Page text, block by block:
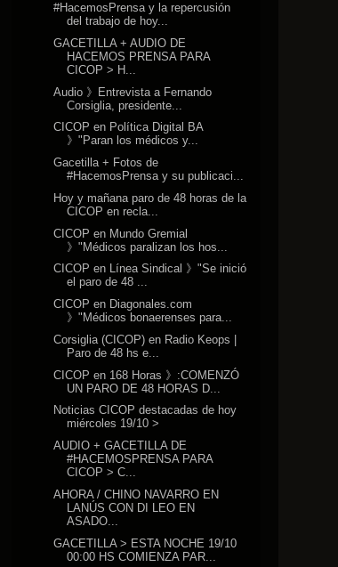
#HacemosPrensa y la repercusión
del trabajo de hoy...
GACETILLA + AUDIO DE
HACEMOS PRENSA PARA
CICOP > H...
Audio 》Entrevista a Fernando
Corsiglia, presidente...
CICOP en Política Digital BA
》"Paran los médicos y...
Gacetilla + Fotos de
#HacemosPrensa y su publicaci...
Hoy y mañana paro de 48 horas de la
CICOP en recla...
CICOP en Mundo Gremial
》"Médicos paralizan los hos...
CICOP en Línea Sindical 》"Se inició
el paro de 48 ...
CICOP en Diagonales.com
》"Médicos bonaerenses para...
Corsiglia (CICOP) en Radio Keops |
Paro de 48 hs e...
CICOP en 168 Horas 》:COMENZÓ
UN PARO DE 48 HORAS D...
Noticias CICOP destacadas de hoy
miércoles 19/10 >
AUDIO + GACETILLA DE
#HACEMOSPRENSA PARA
CICOP > C...
AHORA / CHINO NAVARRO EN
LANÚS CON DI LEO EN
ASADO...
GACETILLA > ESTA NOCHE 19/10
00:00 HS COMIENZA PAR...